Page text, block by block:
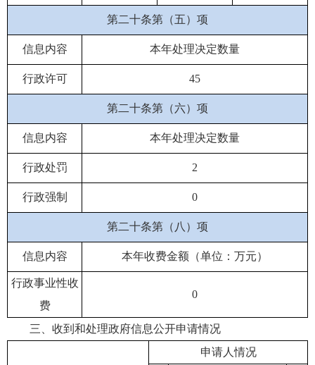
第二十条第（五）项
信息内容 本年处理决定数量
行政许可 45
第二十条第（六）项
信息内容 本年处理决定数量
行政处罚 2
行政强制 0
第二十条第（八）项
信息内容 本年收费金额（单位：万元）
行政事业性收
费
0
三、收到和处理政府信息公开申请情况
申请人情况